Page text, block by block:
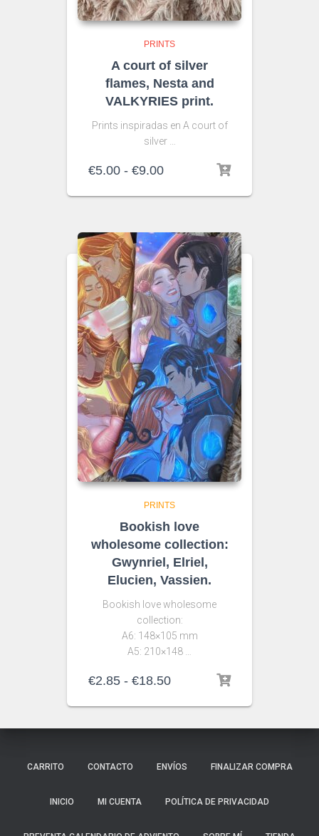
PRINTS
A court of silver
flames, Nesta and
VALKYRIES print.
Prints inspiradas en A court of
silver …
€5.00 - €9.00Rango
precios:
€5.00
hasta
€9.00
PRINTS
Bookish love
wholesome collection:
Gwynriel, Elriel,
Elucien, Vassien.
Bookish love wholesome
collection:
A6: 148×105 mm
A5: 210×148 …
€2.85 - €18.50Rango
precios:
€18.50
CARRITO CONTACTO ENVÍOS FINALIZAR COMPRA
INICIO MI CUENTA POLÍTICA DE PRIVACIDAD